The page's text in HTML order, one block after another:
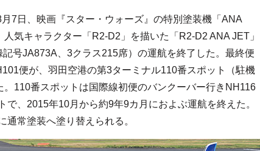
7日、映画『スター・ウォーズ』の特別塗装機「ANA
気キャラクター「R2-D2」を描いた「R2-D2 ANA JET」
記号JA873A、3クラス215席）の運航を終了した。最終便
便が、羽田空港の第3ターミナル110番スポット（駐機
110番スポットは国際線初便のバンクーバー行きNH116
で、2015年10月から約9年9カ月におよぶ運航を終えた。
通常塗装へ塗り替えられる。